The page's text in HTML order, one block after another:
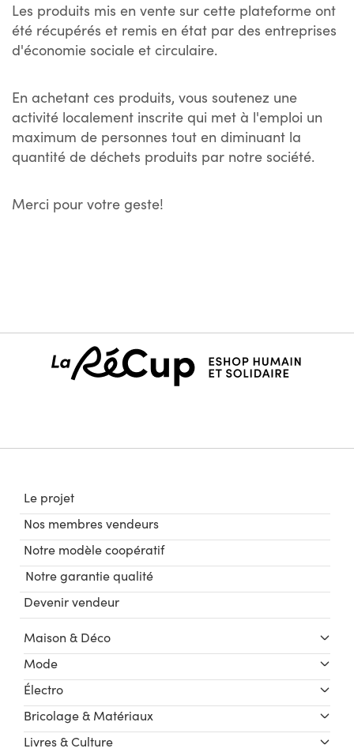
Les produits mis en vente sur cette plateforme ont
été récupérés et remis en état par des entreprises
d'économie sociale et circulaire.
En achetant ces produits, vous soutenez une
activité localement inscrite qui met à l'emploi un
maximum de personnes tout en diminuant la
quantité de déchets produits par notre société.
Merci pour votre geste!
Le projet
Nos membres vendeurs
Notre modèle coopératif
Notre garantie qualité
Devenir vendeur
Maison & Déco
Mode
Électro
Bricolage & Matériaux
Livres & Culture